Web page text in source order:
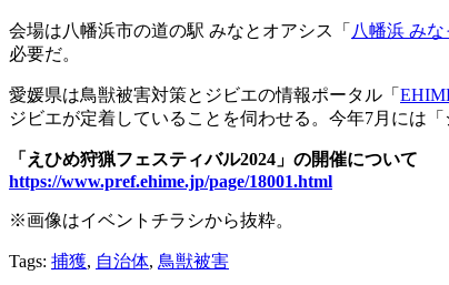
会場は八幡浜市の道の駅 みなとオアシス「 八幡浜 みな
必要だ。
愛媛県は鳥獣被害対策とジビエの情報ポータル「
ジビエが定着していることを伺わせる。今年7月には
「えひめ狩猟フェスティバル2024」の開催について
https://www.pref.ehime.jp/page/18001.html
※画像はイベントチラシから抜粋。
Tags: 捕獲, 自治体, 鳥獣被害